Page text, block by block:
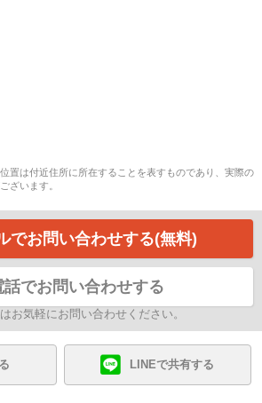
置は付近住所に所在することを表すものであり、実際の
ざいます。
でお問い合わせする(無料)
話でお問い合わせする
お気軽にお問い合わせください。
LINEで共有する